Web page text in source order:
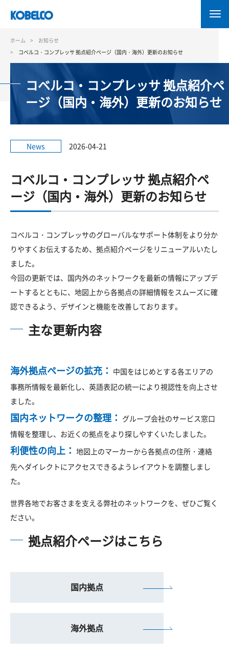
ツ
ホーム
お知らせ
コベルコ・コンプレッサ 拠点紹介ページ（国内・海外）更新のお知らせ
コベルコ・コンプレッサ 拠点紹介ペ
ージ（国内・海外）更新のお知らせ
News 2026-04-21
コベルコ・コンプレッサ 拠点紹介ペ
ージ（国内・海外）更新のお知らせ
コベルコ・コンプレッサのグローバルなサポート体制をより分か
りやすくお伝えするため、拠点紹介ページをリニューアルいたし
ました。
今回の更新では、国内外のネットワークを最新の情報にアップデ
ートするとともに、地図上から各拠点の詳細情報をスムーズに確
認できるよう、デザインと機能を改善しております。
主な更新内容
海外拠点ページの拡充： 中国をはじめとする各エリアの
事務所情報を最新化し、英語表記の統一により視認性を向上させ
ました。
国内ネットワークの整理： グループ会社のサービス窓口
情報を整理し、お近くの拠点をより探しやすくいたしました。
利便性の向上： 地図上のマーカーから各拠点の住所・連絡
先へダイレクトにアクセスできるようレイアウトを調整しまし
た。
世界各地でお客さまを支える弊社のネットワークを、ぜひご覧く
ださい。
拠点紹介ページはこちら
国内拠点
海外拠点